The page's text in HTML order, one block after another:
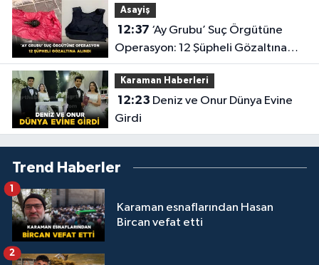
Asayiş
12:37
Operasyon: 12 Şüpheli Gözaltına
Alındı
Karaman Haberleri
12:23
Girdi
Trend Haberler
Karaman esnaflarından Hasan
Bircan vefat etti
1
2